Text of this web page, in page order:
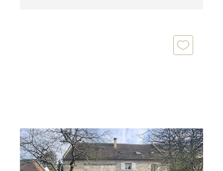
COUDUN 60
122 m2, 5 pièces
Ref : 17640